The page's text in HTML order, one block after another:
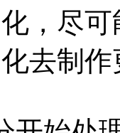
，尽
去制